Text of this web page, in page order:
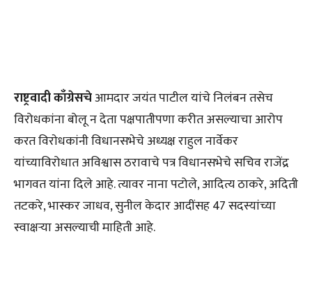
राष्ट्रवादी काँग्रेसचेआमदार जयंत पाटील यांचे निलंबन तसेच
विरोधकांना बोलू न देता पक्षपातीपणा करीत असल्याचा आरोप
करत विराेधकांनी विधानसभेचे अध्यक्ष राहुल नार्वेकर
यांच्याविरोधात अविश्वास ठरावाचे पत्र विधानसभेचे सचिव राजेंद्र
भागवत यांना दिले आहे. त्यावर नाना पटोले, आदित्य ठाकरे, अदिती
तटकरे, भास्कर जाधव, सुनील केदार आदींसह 47 सदस्यांच्या
स्वाक्षऱ्या असल्याची माहिती आहे.